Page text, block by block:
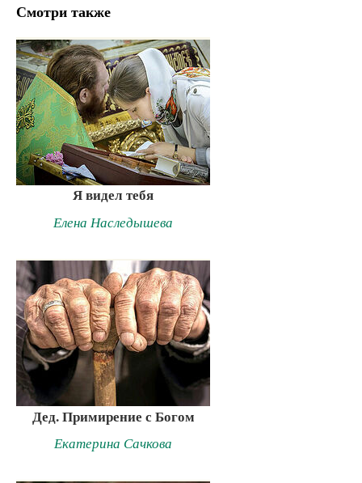
Смотри также
Я видел тебя
Елена Наследышева
Дед. Примирение с Богом
Екатерина Сачкова